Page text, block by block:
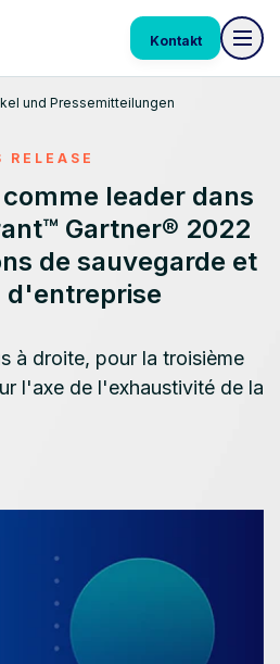
Kontakt
und Pressemitteilungen
RELEASE
leader dans
Gartner® 2022
de sauvegarde et
d'entreprise
à droite, pour la troisième
l'axe de l'exhaustivité de la